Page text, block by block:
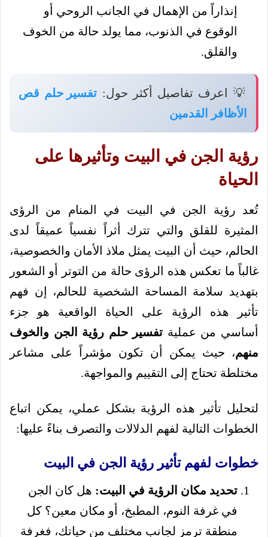
إنذاراً من الإهمال في الجانب الروحي أو
الوقوع في الذنوب، مما يولد حالة من الخوف
والقلق.
💡 اعرف تفاصيل أكثر حول: تفسير حلم قص
الأظافر القدمين
رؤية الجن في البيت وتأثيرها على
الحياة
تُعد رؤية الجن في البيت في المنام من الرؤى
المثيرة للقلق والتي تترك أثراً نفسياً عميقاً لدى
الحالم، حيث أن البيت يمثل ملاذ الأمان والخصوصية،
غالباً ما تعكس هذه الرؤى حالة من التوتر أو الشعور
بتهديد سلامة المساحة الشخصية للحالم، إن فهم
تأثير هذه الرؤية على الحياة الواقعية هو جزء
أساسي من عملية تفسير حلم رؤية الجن والخوف
منهم، حيث يمكن أن تكون مؤشراً على مشاعر
مختلطة تحتاج إلى التقييم والمواجهة.
لتحليل تأثير هذه الرؤية بشكل عملي، يمكن اتباع
الخطوات التالية لفهم الدلالات والتصرف بناءً عليها:
خطوات لفهم تأثير رؤية الجن في البيت
تحديد مكان الرؤية في البيت: هل كان الجن
في غرفة النوم، المطبخ، أو مكان معين؟ كل
منطقة ترمز لجانب مختلف من حياتك، فغرفة